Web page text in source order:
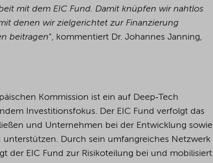
mit dem EIC Fund. Damit knüpfen wir nahtlos
denen wir zielgerichtet zur Finanzierung
beitragen“, kommentiert Dr. Johannes Janning,
Kommission ist ein auf Deep‑Tech
Investitionsfokus. Der EIC Fund verfolgt das
und Unternehmen bei der Entwicklung sowie
Durch sein umfangreiches Netzwerk
der EIC Fund zur Risikoteilung bei und mobilisiert